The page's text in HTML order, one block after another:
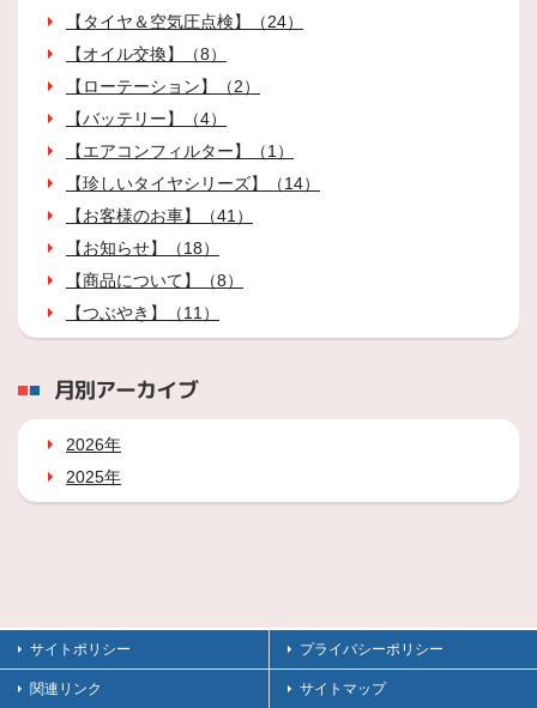
【タイヤ＆空気圧点検】（24）
【オイル交換】（8）
【ローテーション】（2）
【バッテリー】（4）
【エアコンフィルター】（1）
【珍しいタイヤシリーズ】（14）
【お客様のお車】（41）
【お知らせ】（18）
【商品について】（8）
【つぶやき】（11）
月別アーカイブ
2026年
2025年
サイトポリシー プライバシーポリシー
関連リンク サイトマップ